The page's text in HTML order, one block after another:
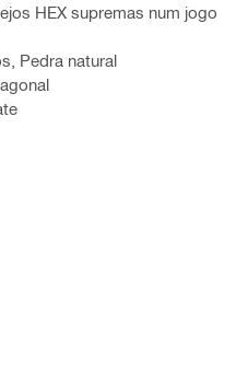
HEX supremas num jogo
Pedra natural